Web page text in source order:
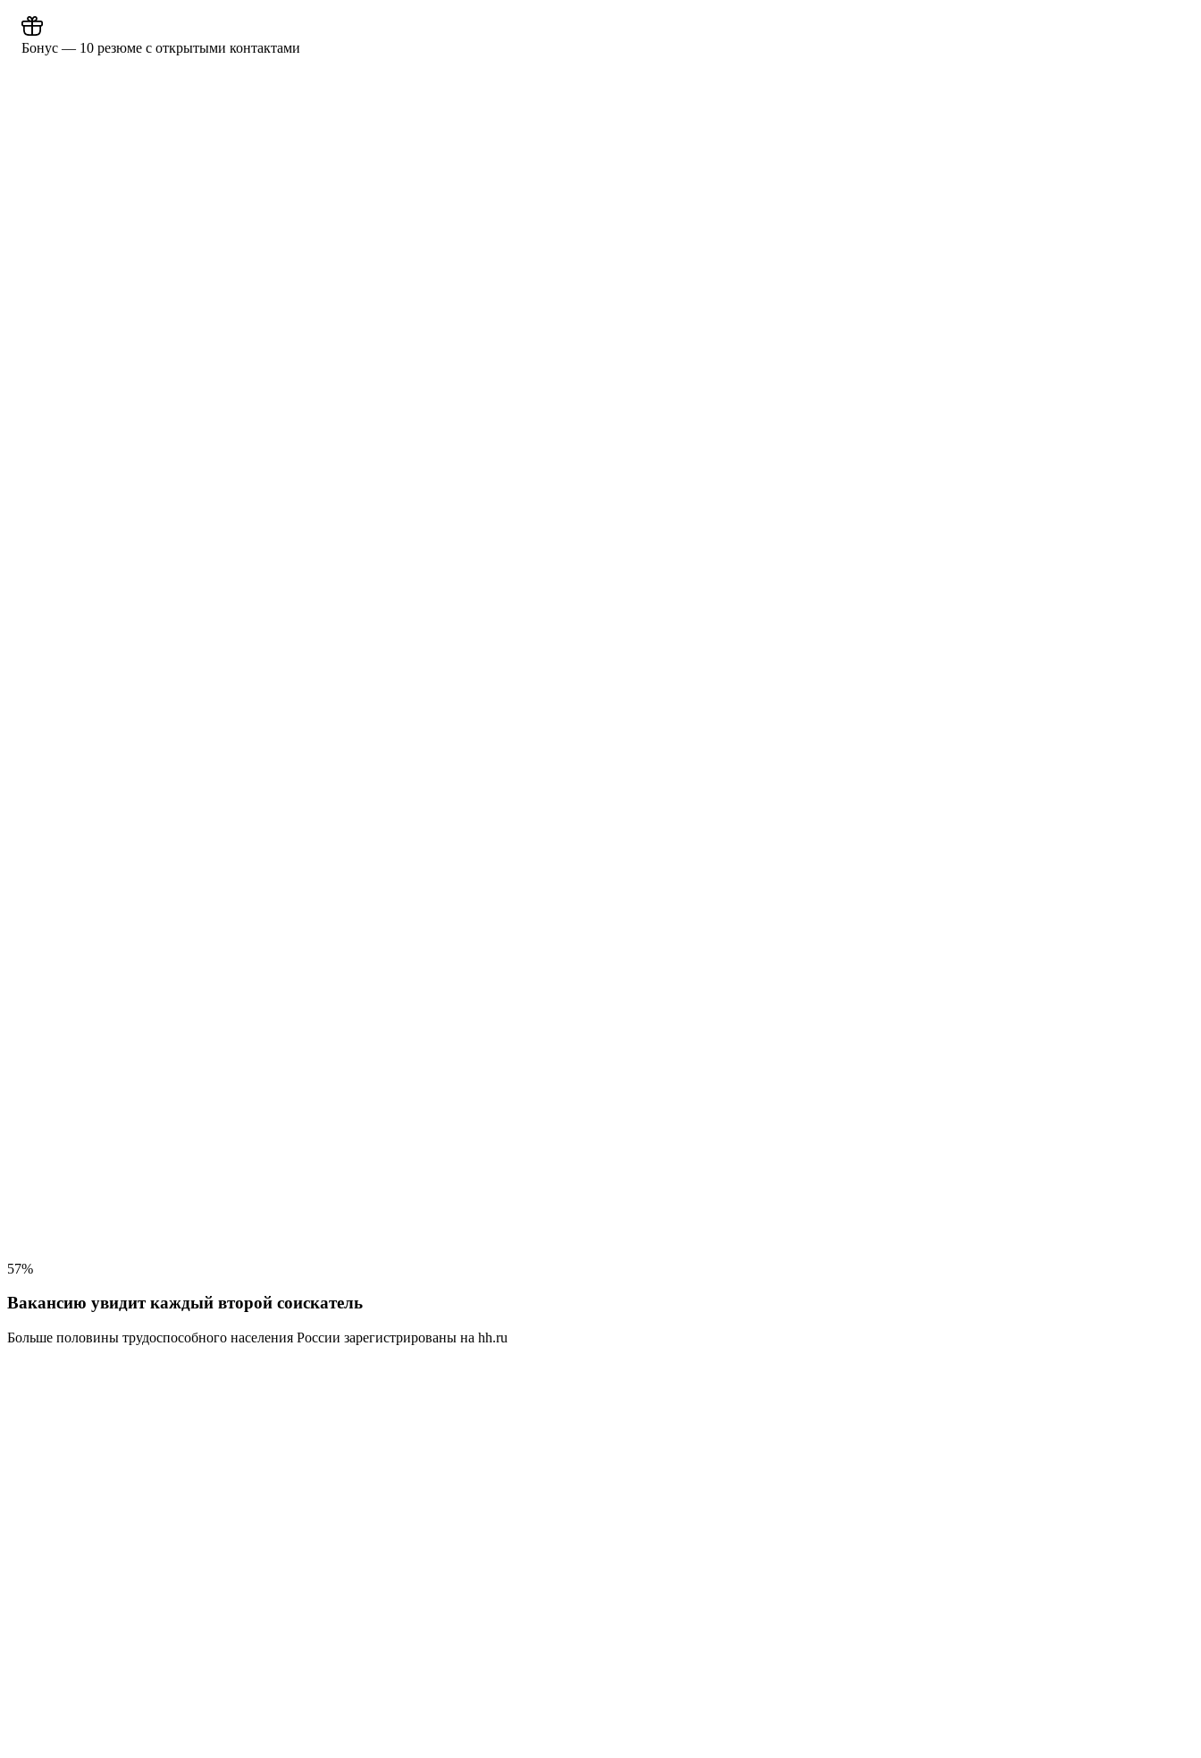
Бонус — 10 резюме с открытыми контактами
57%
Вакансию увидит каждый второй соискатель
Больше половины трудоспособного населения России зарегистрированы на hh.ru